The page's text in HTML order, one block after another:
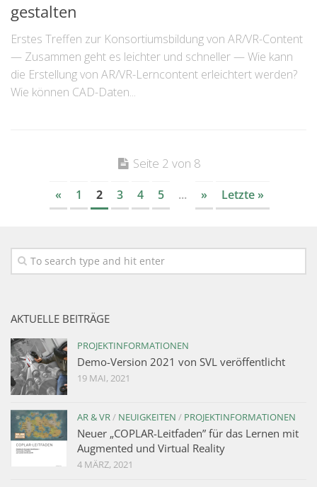
gestalten
Erstes Treffen zur Konsortiumsbildung von AR/VR-Content
— Zusammen geht es leichter und schneller — Wie kann
die Erstellung von AR/VR-Lerncontent erleichtert werden?
Wie können CAD-Daten...
Seite 2 von 8
« 1 2 3 4 5 ... » Letzte »
AKTUELLE BEITRÄGE
PROJEKTINFORMATIONEN
Demo-Version 2021 von SVL veröffentlicht
19 MAI, 2021
AR & VR/ NEUIGKEITEN / PROJEKTINFORMATIONEN
Neuer „COPLAR-Leitfaden” für das Lernen mit
Augmented und Virtual Reality
4 MÄRZ, 2021